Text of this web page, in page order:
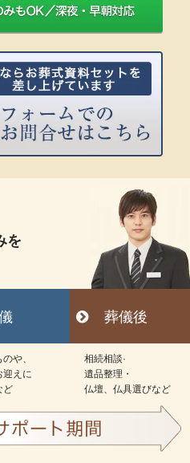
を
葬儀後
や、
迎えに
ど
相続相談·
遺品整理・
仏壇、仏具選びなど